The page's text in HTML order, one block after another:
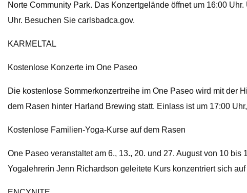
Norte Community Park. Das Konzertgelände öffnet um 16:00
Uhr. Besuchen Sie carlsbadca.gov.
KARMELTAL
Kostenlose Konzerte im One Paseo
Die kostenlose Sommerkonzertreihe im One Paseo wird mit der
dem Rasen hinter Harland Brewing statt. Einlass ist um 17:00
Kostenlose Familien-Yoga-Kurse auf dem Rasen
One Paseo veranstaltet am 6., 13., 20. und 27. August von 10
Yogalehrerin Jenn Richardson geleitete Kurs konzentriert sich